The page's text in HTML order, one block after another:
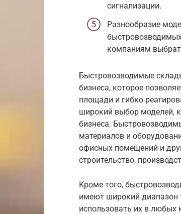
сигнализации.
Разнообразие
компаниям
Быстровозводимые
бизнеса, которое
площади и гибко
широкий выбор моделей,
бизнеса.
материалов и
офисных помещений и
строительство,
Кроме того,
имеют широкий диапазон
использовать их в любых